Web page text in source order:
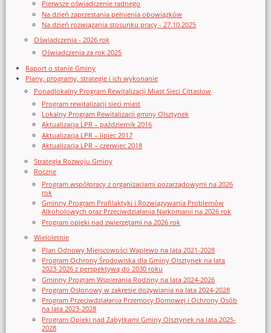
Pierwsze oświadczenie radnego
Na dzień zaprzestania pełnienia obowiązków
Na dzień rozwiązania stosunku pracy - 27.10.2025
Oświadczenia - 2026 rok
Oświadczenia za rok 2025
Raport o stanie Gminy
Plany, programy, strategie i ich wykonanie
Ponadlokalny Program Rewitalizacji Miast Sieci Cittaslow
Program rewitalizacji sieci miast
Lokalny Program Rewitalizacji gminy Olsztynek
Aktualizacja LPR – październik 2016
Aktualizacja LPR – lipiec 2017
Aktualizacja LPR – czerwiec 2018
Strategia Rozwoju Gminy
Roczne
Program współpracy z organizacjami pozarządowymi na 2026
rok
Gminny Program Profilaktyki i Rozwiązywania Problemów
Alkoholowych oraz Przeciwdziałania Narkomanii na 2026 rok
Program opieki nad zwierzętami na 2026 rok
Wieloletnie
Plan Odnowy Miejscowości Waplewo na lata 2021-2028
Program Ochrony Środowiska dla Gminy Olsztynek na lata
2023-2026 z perspektywą do 2030 roku
Gminny Program Wspierania Rodziny na lata 2024-2026
Program Osłonowy w zakresie dożywiania na lata 2024-2028
Program Przeciwdziałania Przemocy Domowej i Ochrony Osób
na lata 2023-2028
Program Opieki nad Zabytkami Gminy Olsztynek na lata 2025-
2028